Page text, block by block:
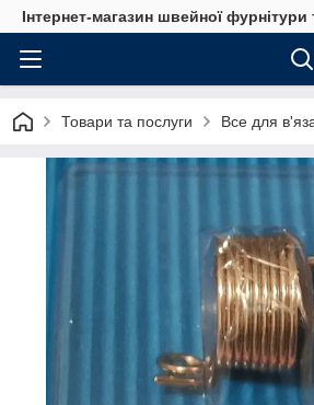
Інтернет-магазин швейної
Товари та послуги Все для